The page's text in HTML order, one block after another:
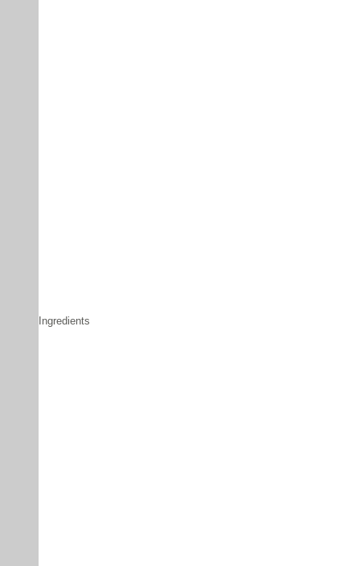
Ingredients